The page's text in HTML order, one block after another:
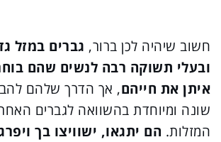
חשוב שיהיה לכן ברור, גברים במזל
ובעלי תשוקה רבה לנשים שהם
איתן את חייהם, אך הדרך שלהם
שונה ומיוחדת בהשוואה לגברים
המזלות. הם יתגאו, ישוויצו בך